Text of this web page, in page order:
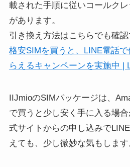
載された手順に従いコールク
があります。
引き換え方法はこちらでも確
格安SIMを買うと、LINE電話
らえるキャンペーンを実施中 |
IIJmioのSIMパッケージは、
で買うと少し安く手に入る場
式サイトからの申し込みで
えても、少し微妙な気もします